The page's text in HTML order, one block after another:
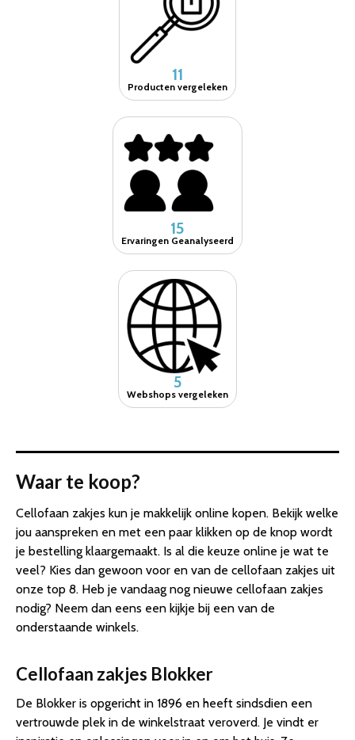
11
Producten vergeleken
15
Ervaringen Geanalyseerd
5
Webshops vergeleken
Waar te koop?
Cellofaan zakjes kun je makkelijk online kopen. Bekijk welke
jou aanspreken en met een paar klikken op de knop wordt
je bestelling klaargemaakt. Is al die keuze online je wat te
veel? Kies dan gewoon voor en van de cellofaan zakjes uit
onze top 8. Heb je vandaag nog nieuwe cellofaan zakjes
nodig? Neem dan eens een kijkje bij een van de
onderstaande winkels.
Cellofaan zakjes Blokker
De Blokker is opgericht in 1896 en heeft sindsdien een
vertrouwde plek in de winkelstraat veroverd. Je vindt er